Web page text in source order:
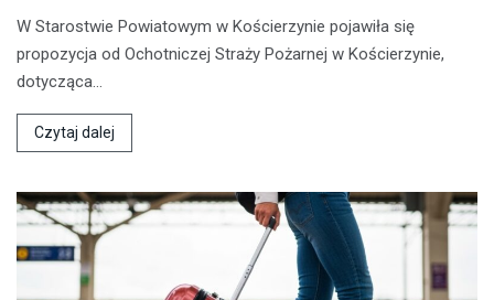
W Starostwie Powiatowym w Kościerzynie pojawiła się
propozycja od Ochotniczej Straży Pożarnej w Kościerzynie,
dotycząca…
Czytaj dalej